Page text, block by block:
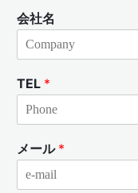
会社名
TEL *
メール *